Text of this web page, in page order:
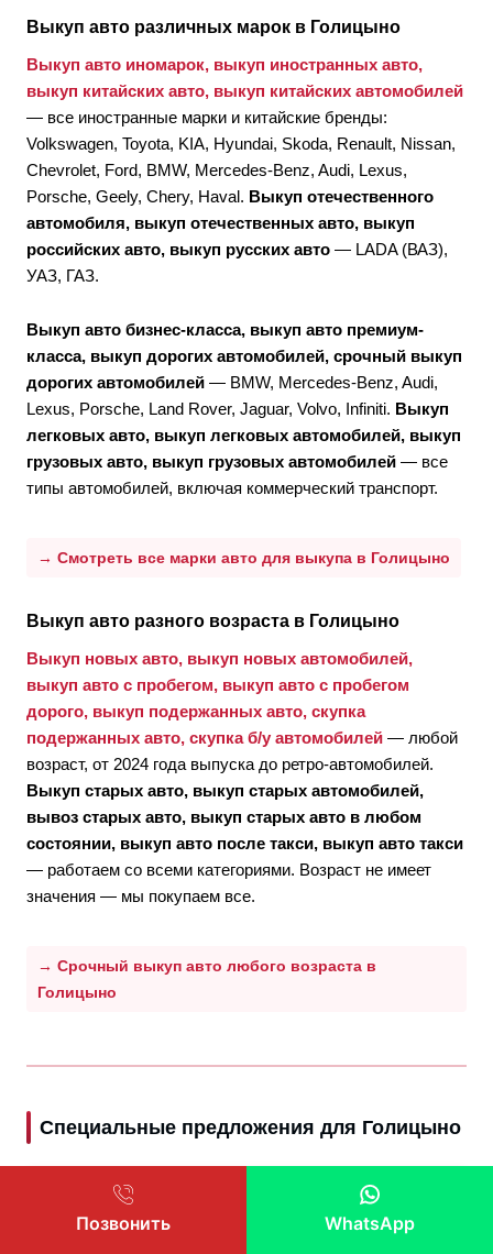
Выкуп авто различных марок в Голицыно
Выкуп авто иномарок, выкуп иностранных авто,
выкуп китайских авто, выкуп китайских автомобилей
— все иностранные марки и китайские бренды:
Volkswagen, Toyota, KIA, Hyundai, Skoda, Renault, Nissan,
Chevrolet, Ford, BMW, Mercedes-Benz, Audi, Lexus,
Porsche, Geely, Chery, Haval. Выкуп отечественного
автомобиля, выкуп отечественных авто, выкуп
российских авто, выкуп русских авто — LADA (ВАЗ),
УАЗ, ГАЗ.
Выкуп авто бизнес-класса, выкуп авто премиум-
класса, выкуп дорогих автомобилей, срочный выкуп
дорогих автомобилей — BMW, Mercedes-Benz, Audi,
Lexus, Porsche, Land Rover, Jaguar, Volvo, Infiniti. Выкуп
легковых авто, выкуп легковых автомобилей, выкуп
грузовых авто, выкуп грузовых автомобилей — все
типы автомобилей, включая коммерческий транспорт.
→ Смотреть все марки авто для выкупа в Голицыно
Выкуп авто разного возраста в Голицыно
Выкуп новых авто, выкуп новых автомобилей,
выкуп авто с пробегом, выкуп авто с пробегом
дорого, выкуп подержанных авто, скупка
подержанных авто, скупка б/у автомобилей — любой
возраст, от 2024 года выпуска до ретро-автомобилей.
Выкуп старых авто, выкуп старых автомобилей,
вывоз старых авто, выкуп старых авто в любом
состоянии, выкуп авто после такси, выкуп авто такси
— работаем со всеми категориями. Возраст не имеет
значения — мы покупаем все.
→ Срочный выкуп авто любого возраста в
Голицыно
Специальные предложения для Голицыно
Нашли предложение дороже в Голицыно?
Доплатим30 000 рублей
к нашей цене. Это
Позвонить WhatsApp